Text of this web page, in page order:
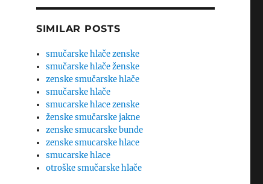
SIMILAR POSTS
smučarske hlače zenske
smučarske hlače ženske
zenske smučarske hlače
smučarske hlače
smucarske hlace zenske
ženske smučarske jakne
zenske smucarske bunde
zenske smucarske hlace
smucarske hlace
otroške smučarske hlače